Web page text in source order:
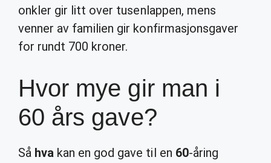
onkler gir litt over tusenlappen, mens
venner av familien gir konfirmasjonsgaver
for rundt 700 kroner.
Hvor mye gir man i
60 års gave?
Så hva kan en god gave til en 60-åring